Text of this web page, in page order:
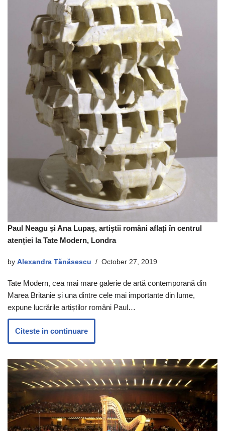
Paul Neagu și Ana Lupaș, artiștii români aflați în centrul
atenției la Tate Modern, Londra
by Alexandra Tănăsescu October 27, 2019
Tate Modern, cea mai mare galerie de artă contemporană din
Marea Britanie și una dintre cele mai importante din lume,
expune lucrările artiștilor români Paul…
Citeste in continuare